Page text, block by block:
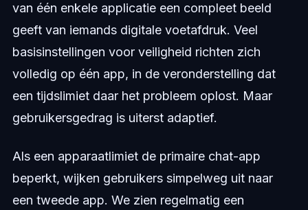
van één enkele applicatie een compleet beeld
geeft van iemands digitale voetafdruk. Veel
basisinstellingen voor veiligheid richten zich
volledig op één app, in de veronderstelling dat
een tijdslimiet daar het probleem oplost. Maar
gebruikersgedrag is uiterst adaptief.
Als een apparaatlimiet de primaire chat-app
beperkt, wijken gebruikers simpelweg uit naar
een tweede app. We zien regelmatig een